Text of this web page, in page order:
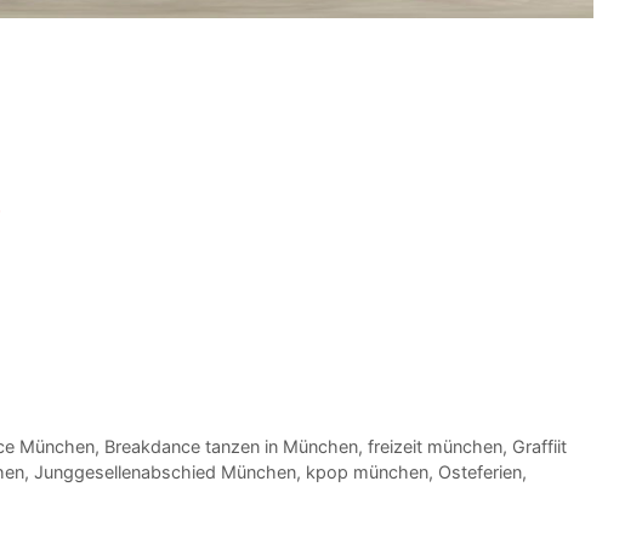
München, Breakdance tanzen in München, freizeit münchen, Graffiit
, Junggesellenabschied München, kpop münchen, Osteferien,